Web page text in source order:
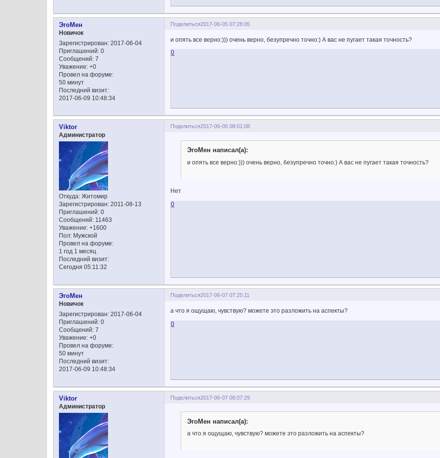
Поделиться2017-06-05 07:28:05
ЭгоМен
Новичок
Зарегистрирован: 2017-06-04
Приглашений: 0
Сообщений: 7
Уважение: +0
Провел на форуме:
50 минут
Последний визит:
2017-06-09 10:48:34
и опять все верно:))) очень верно, безупречно точно:) А вас не пугает такая точность?
0
Поделиться2017-06-05 08:01:08
Viktor
Администратор
Откуда: Житомир
Зарегистрирован: 2011-08-13
Приглашений: 0
Сообщений: 11463
Уважение: +1600
Пол: Мужской
Провел на форуме:
1 год 1 месяц
Последний визит:
Сегодня 05:11:32
ЭгоМен написал(а):
и опять все верно:))) очень верно, безупречно точно:) А вас не пугает такая точность?
Нет
0
Поделиться2017-06-07 07:25:11
ЭгоМен
Новичок
Зарегистрирован: 2017-06-04
Приглашений: 0
Сообщений: 7
Уважение: +0
Провел на форуме:
50 минут
Последний визит:
2017-06-09 10:48:34
а что я ощущаю, чувствую? можете это разложить на аспекты?
0
Поделиться2017-06-07 08:07:29
Viktor
Администратор
ЭгоМен написал(а):
а что я ощущаю, чувствую? можете это разложить на аспекты?